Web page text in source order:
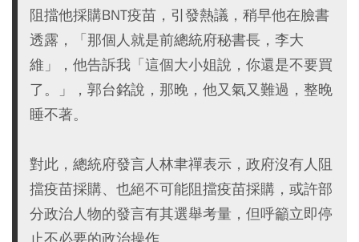
阻擋他採購BNT疫苗，引發熱議，稍早他在臉書
透露，「那個人就是前總統府秘書長，李大
維」，他告訴我「這個大小姐說，你還是不要買
了。」，郭台銘說，那晚，他又氣又難過，整晚
睡不著。
對此，總統府發言人林聿禪表示，政府沒有人阻
擋疫苗採購、也絕不可能阻擋疫苗採購，或許部
分政治人物的發言有其選舉考量，但呼籲立即停
止不必要的政治操作。